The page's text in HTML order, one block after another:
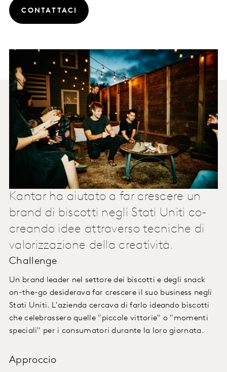
CONTATTACI
Kantar ha aiutato a far crescere un
brand di biscotti negli Stati Uniti co-
creando idee attraverso tecniche di
valorizzazione della creatività.
Challenge
Un brand leader nel settore dei biscotti e degli snack
on-the-go desiderava far crescere il suo business negli
Stati Uniti. L'azienda cercava di farlo ideando biscotti
che celebrassero quelle "piccole vittorie" o "momenti
speciali" per i consumatori durante la loro giornata.
Approccio